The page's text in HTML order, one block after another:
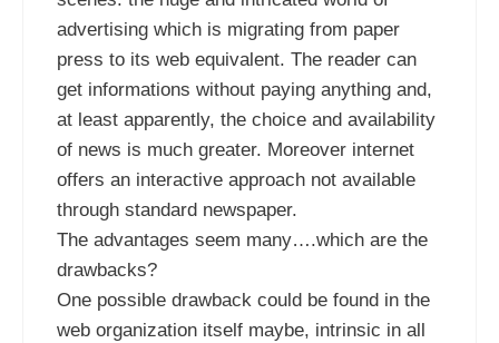
advertising which is migrating from paper
press to its web equivalent. The reader can
get informations without paying anything and,
at least apparently, the choice and availability
of news is much greater. Moreover internet
offers an interactive approach not available
through standard newspaper.
The advantages seem many….which are the
drawbacks?
One possible drawback could be found in the
web organization itself maybe, intrinsic in all